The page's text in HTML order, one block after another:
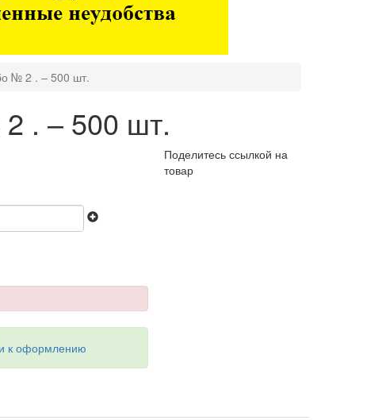
№ 2 . – 500 шт.
. – 500 шт.
к оформлению
Поделитесь ссылкой на
товар